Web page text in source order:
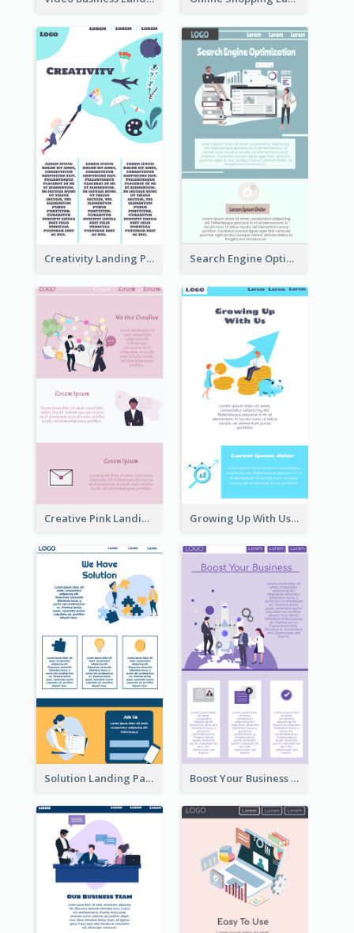
Creativity Landing Page Search Engine Optimization Blue Landing Page
Creative Pink Landing Page Growing Up With Us Landing Page
Solution Landing Page Boost Your Business Landing Page